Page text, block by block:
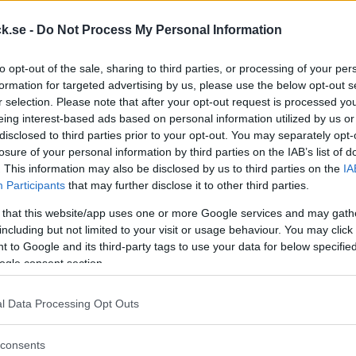
- Do Not Process My Personal Information
opt-out of the sale, sharing to third parties, or processing of your
for targeted advertising by us, please use the below opt-out
selection. Please note that after your opt-out request is processed
interest-based ads based on personal information utilized by us
to third parties prior to your opt-out. You may separately
of your personal information by third parties on the IAB’s list of
This information may also be disclosed by us to third parties on the
Participants that may further disclose it to other third parties.
that this website/app uses one or more Google services and may
but not limited to your visit or usage behaviour. You may
to Google and its third-party tags to use your data for below
consent section.
Data Processing Opt Outs
något som gäckat mig ett tag nu. Henrik Lundqvist har ett ur på armen
i ett avsnitt av TV serien Exit på SVT. Ser ut som...
Breitling eller Tag heuer) och jag har stött på ett problem jag vill reda
professionella säljare befinner sig i...
klocklänk Svar: 21 Forum:Diskussion
650 Sek för denna? Kommer från ett gammalt nerlagt urmakeri. Sålt
lixom 😂
Svar: 0 Forum: Handla - Säljes, Bytes, Köpes
klockor inom EU.
Lorus - denna ikon. Igenkänd och älskad av alla. Eller? Jag har